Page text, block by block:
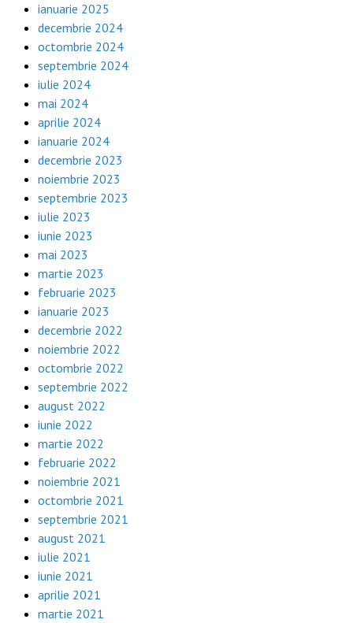
ianuarie 2025
decembrie 2024
octombrie 2024
septembrie 2024
iulie 2024
mai 2024
aprilie 2024
ianuarie 2024
decembrie 2023
noiembrie 2023
septembrie 2023
iulie 2023
iunie 2023
mai 2023
martie 2023
februarie 2023
ianuarie 2023
decembrie 2022
noiembrie 2022
octombrie 2022
septembrie 2022
august 2022
iunie 2022
martie 2022
februarie 2022
noiembrie 2021
octombrie 2021
septembrie 2021
august 2021
iulie 2021
iunie 2021
aprilie 2021
martie 2021